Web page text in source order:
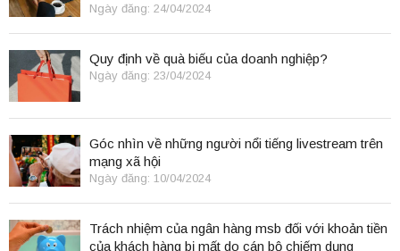
Ngày đăng: 24/04/2024
Quy định về quà biếu của doanh nghiệp?
Ngày đăng: 23/04/2024
Góc nhìn về những người nổi tiếng livestream trên
mạng xã hội
Ngày đăng: 10/04/2024
Trách nhiệm của ngân hàng msb đối với khoản tiền
của khách hàng bị mất do cán bộ chiếm dụng